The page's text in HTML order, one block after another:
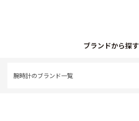
ブランドから探す
腕時計のブランド一覧